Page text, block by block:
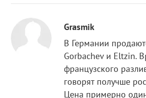
Grasmik
В Германии
Gorbachev и Eltzin.
французского
говорят получше
Цена примерно